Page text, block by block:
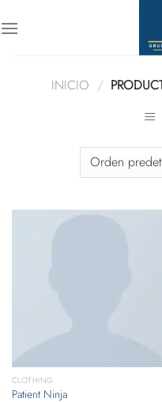
to
INICIO /
CLOTHING
Patient Ninja